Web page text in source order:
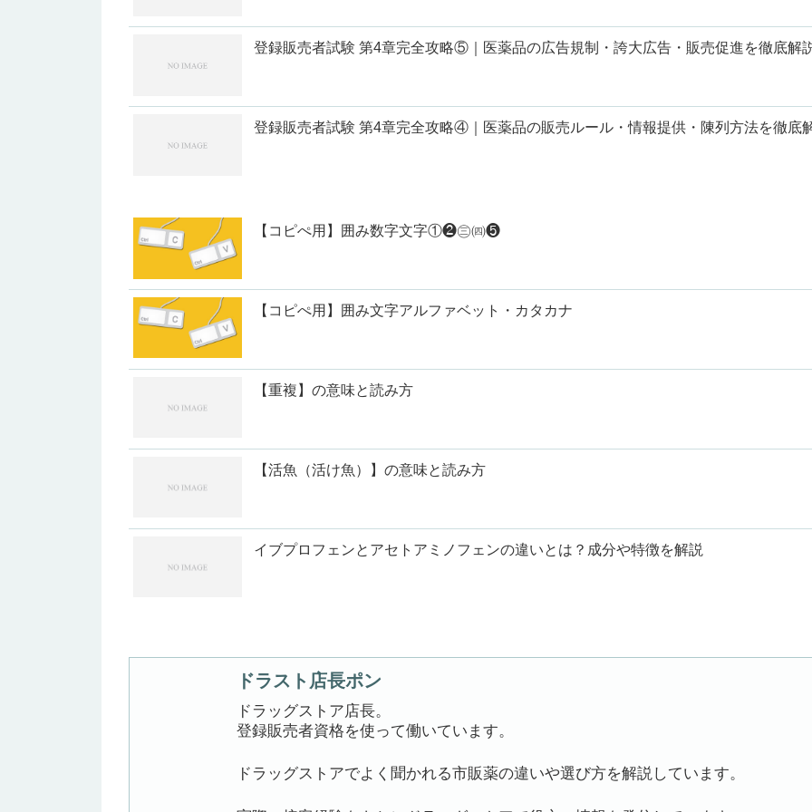
登録販売者試験 第4章完全攻略⑤｜医薬品の広告規制・誇大広告・販売促進を徹底解
登録販売者試験 第4章完全攻略④｜医薬品の販売ルール・情報提供・陳列方法を徹底
【コピぺ用】囲み数字文字①❷㊂㈣❺
【コピぺ用】囲み文字アルファベット・カタカナ
【重複】の意味と読み方
【活魚（活け魚）】の意味と読み方
イブプロフェンとアセトアミノフェンの違いとは？成分や特徴を解説
ドラスト店長ポン
ドラッグストア店長。
登録販売者資格を使って働いています。
ドラッグストアでよく聞かれる市販薬の違いや選び方を解説しています。